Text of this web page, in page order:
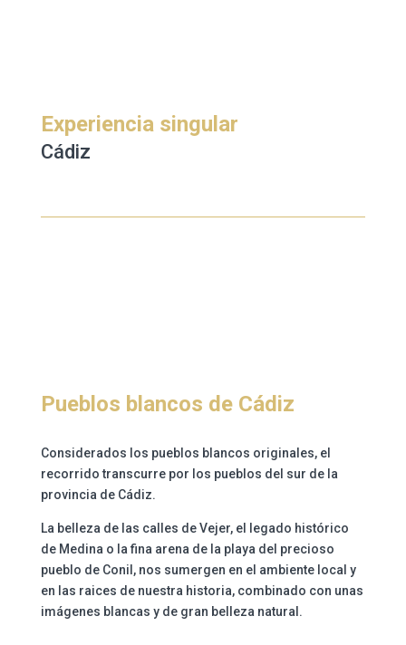
Experiencia singular
Cádiz
Pueblos blancos de Cádiz
Considerados los pueblos blancos originales, el
recorrido transcurre por los pueblos del sur de la
provincia de Cádiz.
La belleza de las calles de Vejer, el legado histórico
de Medina o la fina arena de la playa del precioso
pueblo de Conil, nos sumergen en el ambiente local y
en las raices de nuestra historia, combinado con unas
imágenes blancas y de gran belleza natural.